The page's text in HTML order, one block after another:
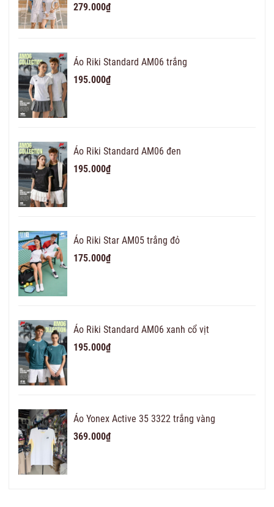
279.000₫
Áo Riki Standard AM06 trắng
195.000₫
Áo Riki Standard AM06 đen
195.000₫
Áo Riki Star AM05 trắng đỏ
175.000₫
Áo Riki Standard AM06 xanh cổ vịt
195.000₫
Áo Yonex Active 35 3322 trắng vàng
369.000₫